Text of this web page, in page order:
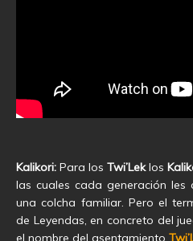
Kalikori: Para los Twi’Leklos
las cuales cada generación
una colcha familiar. Pero el
de Leyendas, en concreto del
el nombre del asentamiento